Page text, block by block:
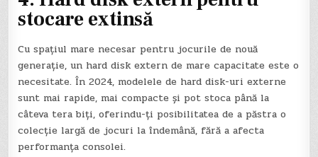
stocare extinsă
Cu spațiul mare necesar pentru jocurile de nouă
generație, un hard disk extern de mare capacitate este o
necesitate. În 2024, modelele de hard disk-uri externe
sunt mai rapide, mai compacte și pot stoca până la
câteva tera biți, oferindu-ți posibilitatea de a păstra o
colecție largă de jocuri la îndemână, fără a afecta
performanța consolei.